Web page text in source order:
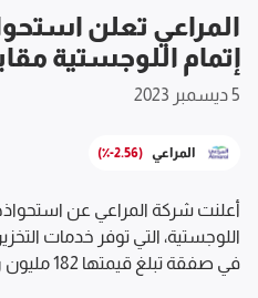
المراعي تعلن
إتمام اللوجستية مقابل 182 مليون
5 ديسمبر 2023
المراعي (٪-2.56)